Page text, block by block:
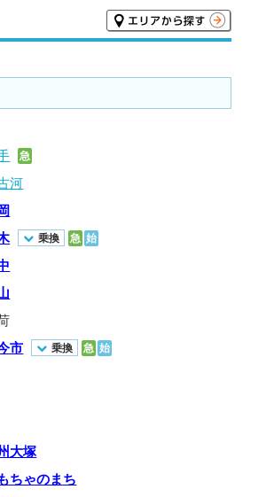
急
河
乗換 急 始
市 乗換 急 始
大塚
ちゃのまち